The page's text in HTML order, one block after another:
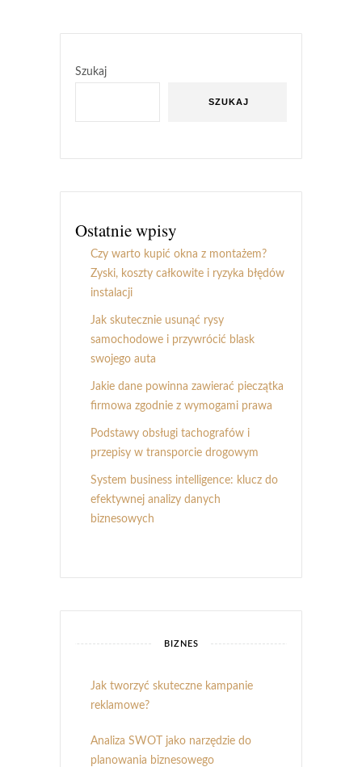
Szukaj
SZUKAJ
Ostatnie wpisy
Czy warto kupić okna z montażem?
Zyski, koszty całkowite i ryzyka błędów
instalacji
Jak skutecznie usunąć rysy
samochodowe i przywrócić blask
swojego auta
Jakie dane powinna zawierać pieczątka
firmowa zgodnie z wymogami prawa
Podstawy obsługi tachografów i
przepisy w transporcie drogowym
System business intelligence: klucz do
efektywnej analizy danych
biznesowych
BIZNES
Jak tworzyć skuteczne kampanie
reklamowe?
Analiza SWOT jako narzędzie do
planowania biznesowego